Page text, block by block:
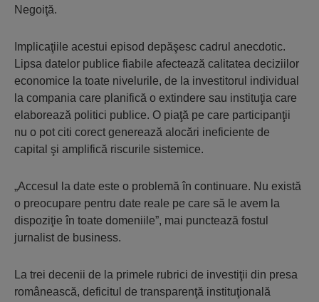
Negoiţă.
Implicaţiile acestui episod depăşesc cadrul anecdotic.
Lipsa datelor publice fiabile afectează calitatea deciziilor
economice la toate nivelurile, de la investitorul individual
la compania care planifică o extindere sau instituţia care
elaborează politici publice. O piaţă pe care participanţii
nu o pot citi corect generează alocări ineficiente de
capital şi amplifică riscurile sistemice.
„Accesul la date este o problemă în continuare. Nu există
o preocupare pentru date reale pe care să le avem la
dispoziţie în toate domeniile”, mai punctează fostul
jurnalist de business.
La trei decenii de la primele rubrici de investiţii din presa
românească, deficitul de transparenţă instituţională